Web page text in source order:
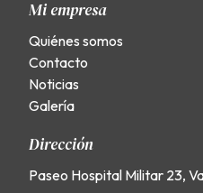
Mi empresa
Quiénes somos
Contacto
Noticias
Galería
Dirección
Paseo Hospital Militar 23,